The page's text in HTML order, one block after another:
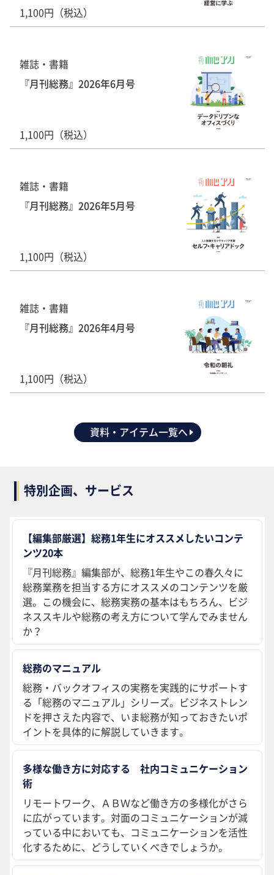
1,100円（税込）
雑誌・書籍
『月刊総務』2026年6月号
1,100円（税込）
雑誌・書籍
『月刊総務』2026年5月号
1,100円（税込）
雑誌・書籍
『月刊総務』2026年4月号
1,100円（税込）
資料・アイテム一覧へ
特別企画、サービス
【編集部厳選】総務1年生にオススメしたいコンテ
ンツ20本
『月刊総務』編集部が、総務1年生やこの春久々に
総務業務を担当する方にオススメのコンテンツを厳
選。この機会に、総務実務の基本はもちろん、ビジ
ネススキルや総務の考え方について学んでみません
か？
総務のマニュアル
総務・バックオフィスの実務を実践的にサポートす
る「総務のマニュアル」シリーズ。ビジネストレン
ドを押さえた内容で、いま総務が知っておきたいポ
イントを具体的に解説していきます。
多様な働き方に対応する 社内コミュニケーション
術
リモートワーク、ＡＢＷなど働き方の多様化がさら
に広がっています。対面のコミュニケーションが減
っている中においても、コミュニケーションを活性
化するために、どうしていくべきでしょうか。